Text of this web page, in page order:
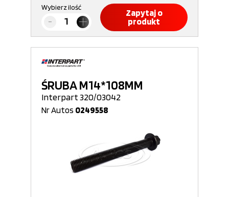
Wybierz ilość
Zapytaj o
produkt
ŚRUBA M14*108MM
Interpart 320/03042
Nr Autos 0249558